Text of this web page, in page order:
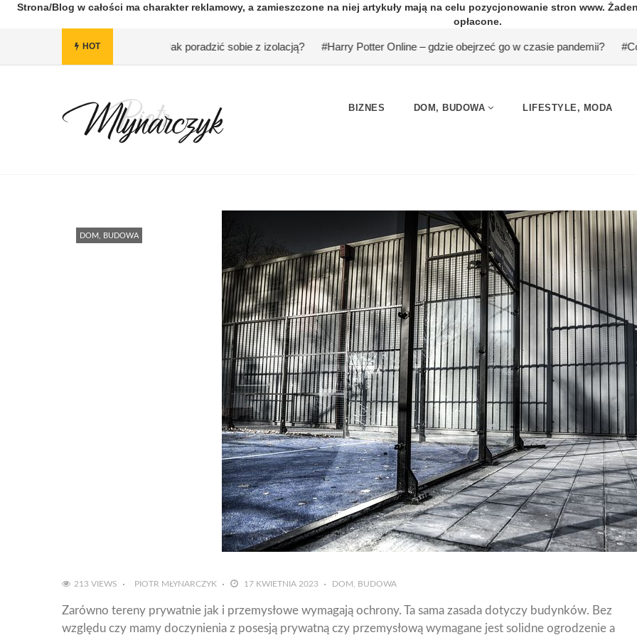
Strona/Blog w całości ma charakter reklamowy, a zamieszczone na niej artykuły mają na celu pozycjonowanie stron www.
opłacone.
HOT
utrzyma się? #Jak poradzić sobie z izolacją? #Harry Potter Online – gdzie obejrzeć go w czasie pandemii? #Co
BIZNES DOM, BUDOWA LIFESTYLE, MODA
DOM, BUDOWA
213 VIEWS PIOTR MŁYNARCZYK 17 KWIETNIA 2023 DOM, BUDOWA
Zarówno tereny prywatnie jak i przemysłowe wymagają ochrony. Ta sama zasada dotyczy budynków. Bez
względu czy mamy doczynienia z posesją prywatną czy przemysłową wymagane jest solidne ogrodzenie a